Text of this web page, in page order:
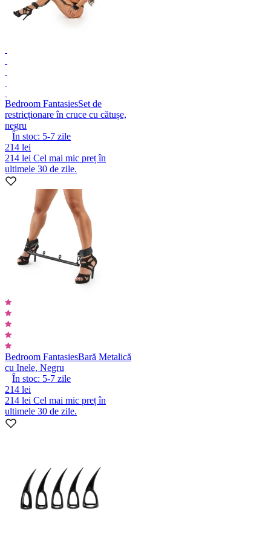
Bedroom FantasiesSet de
restricționare în cruce cu cătușe,
negru
În stoc: 5-7 zile
214 lei
214 lei Cel mai mic preț în
ultimele 30 de zile.
Bedroom FantasiesBară Metalică
cu Inele, Negru
În stoc: 5-7 zile
214 lei
214 lei Cel mai mic preț în
ultimele 30 de zile.